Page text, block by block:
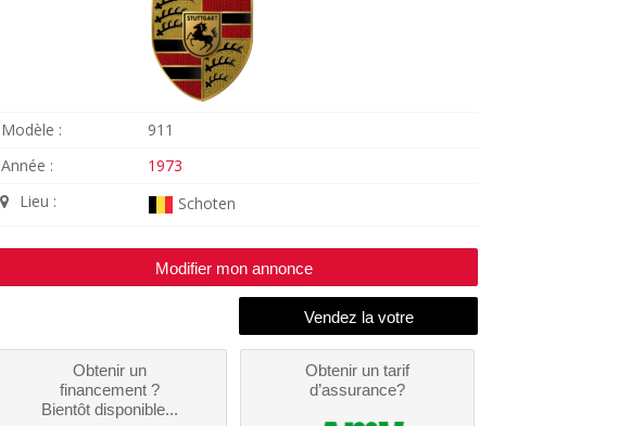
Modèle :
911
Année :
1973
Lieu :
Schoten
Modifier mon annonce
Obtenir un
financement ?
Bientôt disponible...
Obtenir un tarif
d’assurance?